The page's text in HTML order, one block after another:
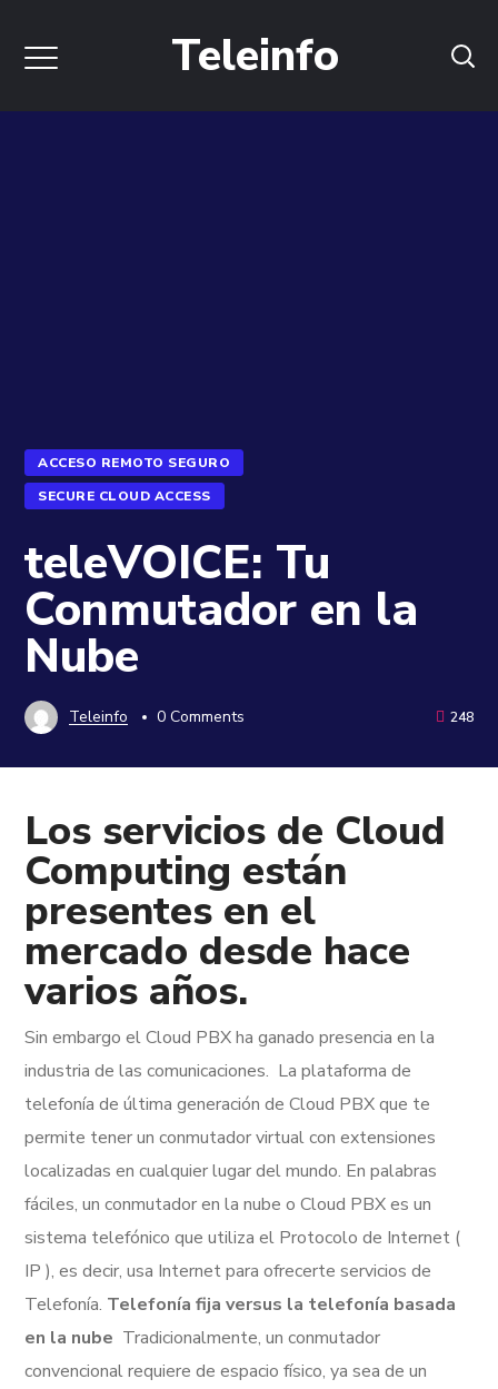
Teleinfo
ACCESO REMOTO SEGURO
SECURE CLOUD ACCESS
teleVOICE: Tu
Conmutador en la
Nube
Teleinfo 0 Comments 248
Los servicios de Cloud
Computing están
presentes en el
mercado desde hace
varios años.
Sin embargo el Cloud PBX ha ganado presencia en la
industria de las comunicaciones. La plataforma de
telefonía de última generación de Cloud PBX que te
permite tener un conmutador virtual con extensiones
localizadas en cualquier lugar del mundo. En palabras
fáciles, un conmutador en la nube o Cloud PBX es un
sistema telefónico que utiliza el Protocolo de Internet (
IP ), es decir, usa Internet para ofrecerte servicios de
Telefonía. Telefonía fija versus la telefonía basada
en la nube Tradicionalmente, un conmutador
convencional requiere de espacio físico, ya sea de un